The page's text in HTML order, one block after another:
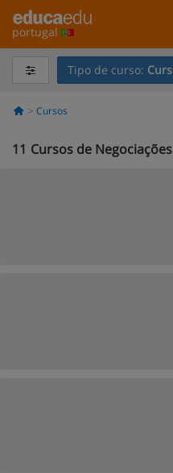
portugal
Tipo de curso:
Cursos
11 Cursos de